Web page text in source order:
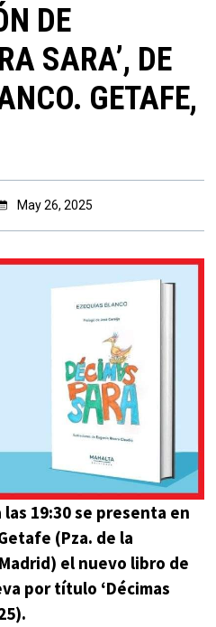
DE
SARA’, DE
GETAFE,
May 26, 2025
19:30 se presenta en
(Pza. de la
el nuevo libro de
por título ‘Décimas